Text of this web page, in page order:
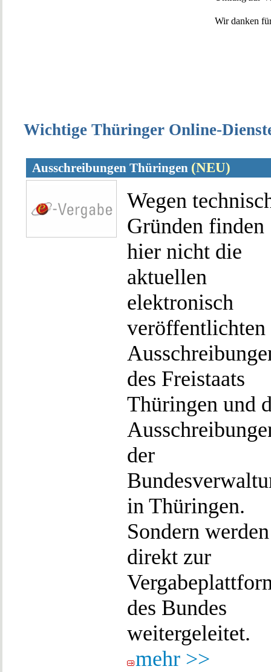
Wir danken
Wichtige Thüringer Online-
Ausschreibungen Thüringen (NEU)
Wegen
Gründen finden
hier nicht die
aktuellen
elektronisch
veröffentlichten
des Freistaats
Thüringen und
der
in Thüringen.
Sondern werden
direkt zur
des Bundes
weitergeleitet.
mehr >>